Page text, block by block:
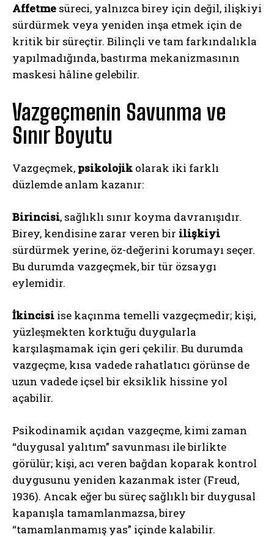
Affetme süreci, yalnızca birey için değil, ilişkiyi
sürdürmek veya yeniden inşa etmek için de
kritik bir süreçtir. Bilinçli ve tam farkındalıkla
yapılmadığında, bastırma mekanizmasının
maskesi hâline gelebilir.
Vazgeçmenin Savunma ve
Sınır Boyutu
Vazgeçmek, psikolojik olarak iki farklı
düzlemde anlam kazanır:
Birincisi, sağlıklı sınır koyma davranışıdır.
Birey, kendisine zarar veren bir ilişkiyi
sürdürmek yerine, öz-değerini korumayı seçer.
Bu durumda vazgeçmek, bir tür özsaygı
eylemidir.
İkincisi ise kaçınma temelli vazgeçmedir; kişi,
yüzleşmekten korktuğu duygularla
karşılaşmamak için geri çekilir. Bu durumda
vazgeçme, kısa vadede rahatlatıcı görünse de
uzun vadede içsel bir eksiklik hissine yol
açabilir.
Psikodinamik açıdan vazgeçme, kimi zaman
“duygusal yalıtım” savunması ile birlikte
görülür; kişi, acı veren bağdan koparak kontrol
duygusunu yeniden kazanmak ister (Freud,
1936). Ancak eğer bu süreç sağlıklı bir duygusal
kapanışla tamamlanmazsa, birey
“tamamlanmamış yas” içinde kalabilir.